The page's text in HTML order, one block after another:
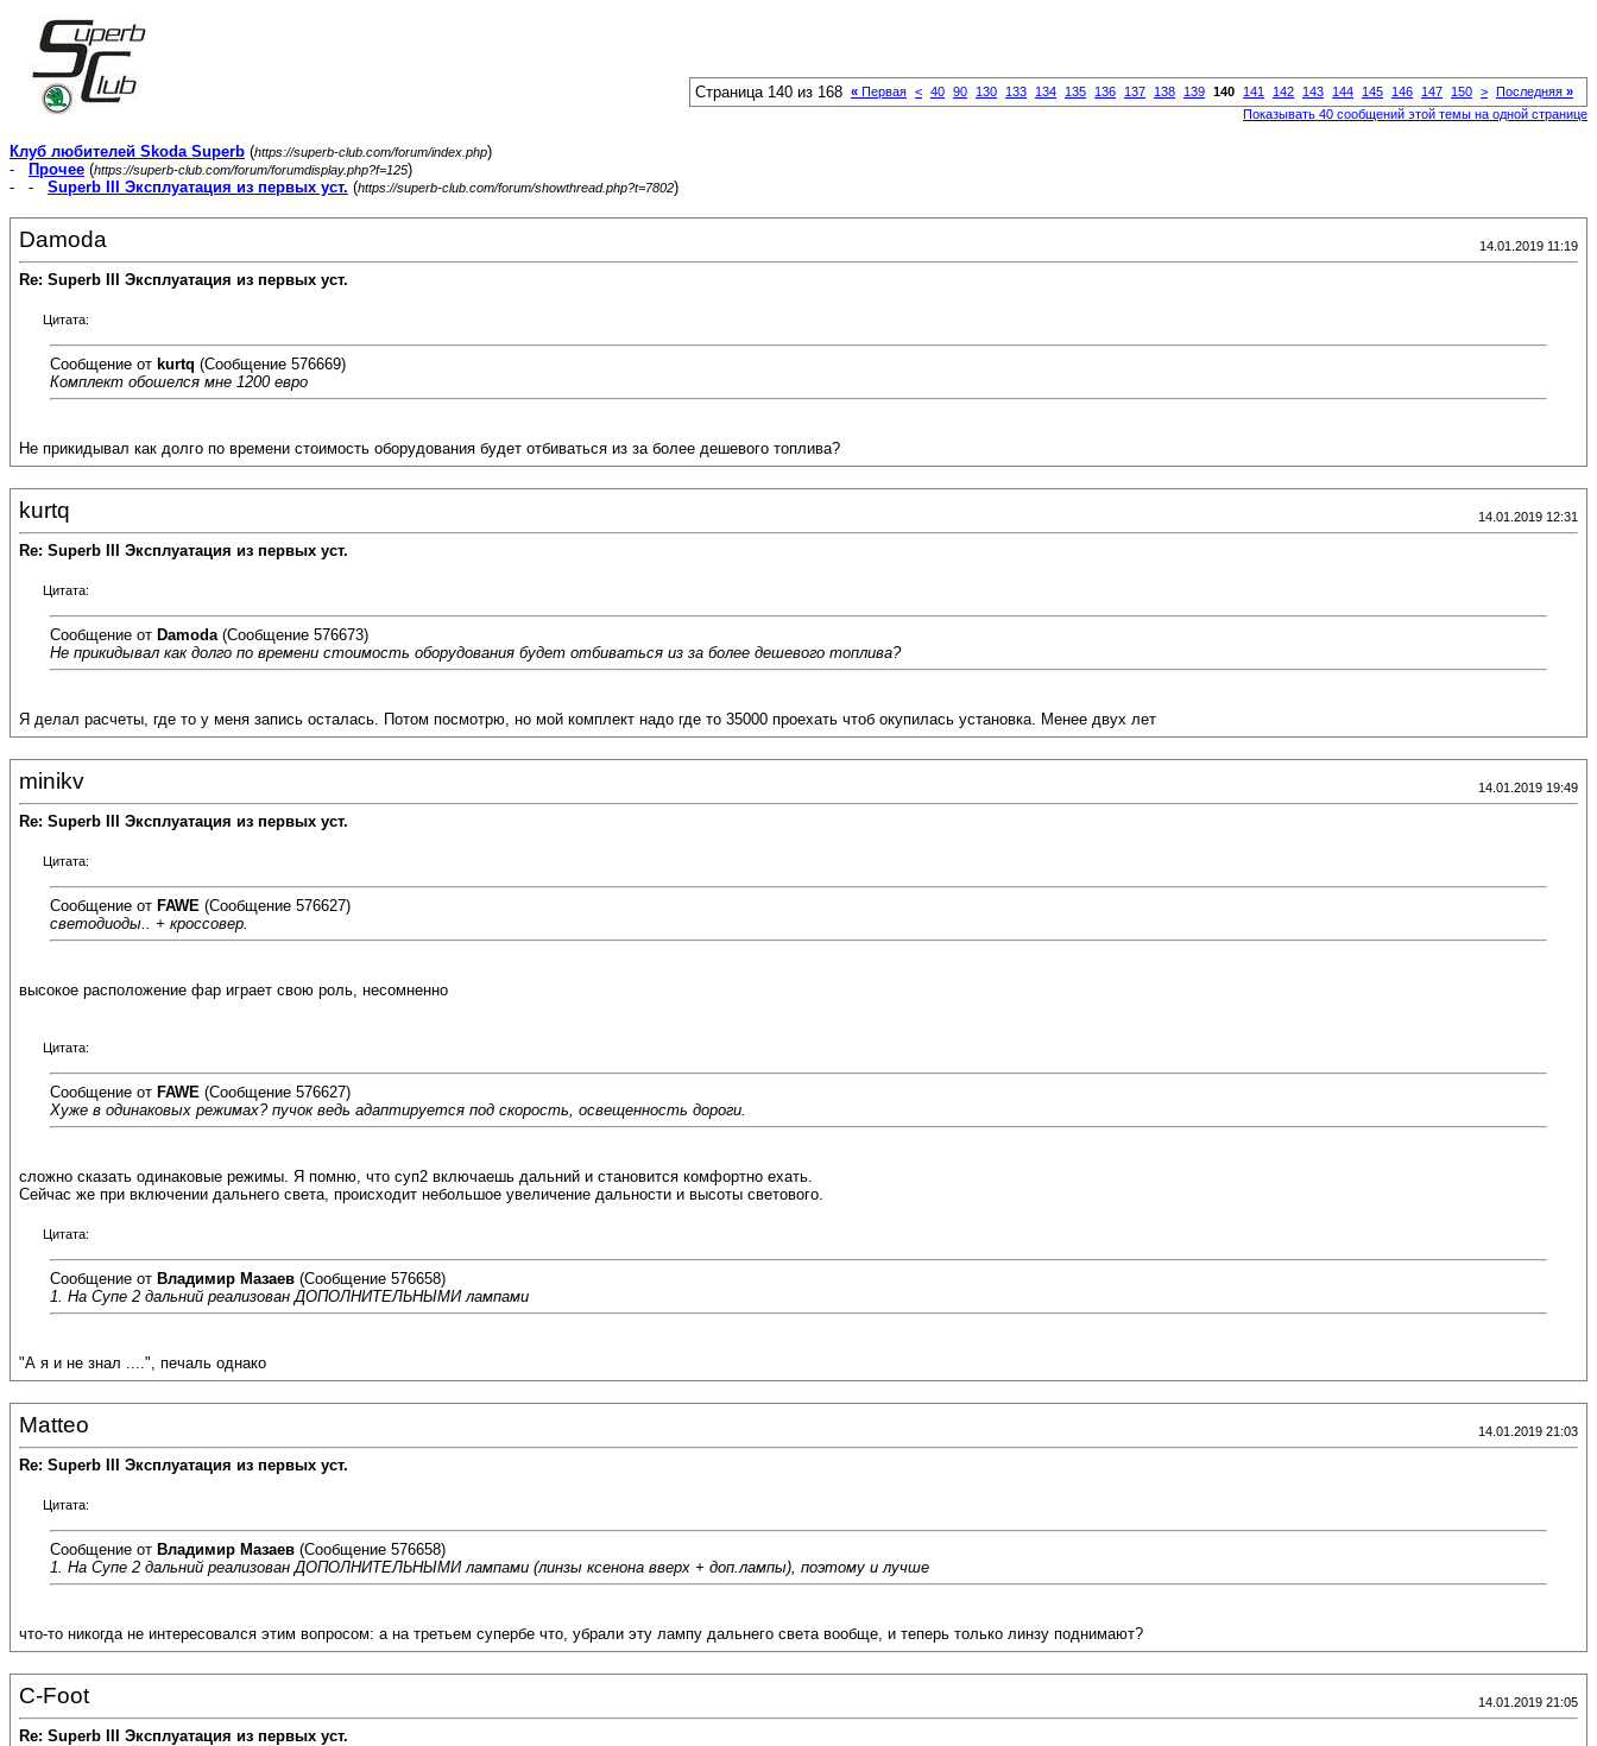
Страница 140 из 168 « Первая < 40 90 130 133 134 135 136 137 138 139 140 141 142 143 144 145 146 147 150 > Последняя »
Показывать 40 сообщений этой темы на одной странице
Клуб любителей Skoda Superb (https://superb-club.com/forum/index.php)
-
Прочее (https://superb-club.com/forum/forumdisplay.php?f=125)
- - Superb III Эксплуатация из первых уст. (https://superb-club.com/forum/showthread.php?t=7802)
Damoda 14.01.2019 11:19
Re: Superb III Эксплуатация из первых уст.
Цитата:
Сообщение от kurtq (Сообщение 576669)
Комплект обошелся мне 1200 евро
Не прикидывал как долго по времени стоимость оборудования будет отбиваться из за более дешевого топлива?
kurtq 14.01.2019 12:31
Re: Superb III Эксплуатация из первых уст.
Цитата:
Сообщение от Damoda (Сообщение 576673)
Не прикидывал как долго по времени стоимость оборудования будет отбиваться из за более дешевого топлива?
Я делал расчеты, где то у меня запись осталась. Потом посмотрю, но мой комплект надо где то 35000 проехать чтоб окупилась установка. Менее двух лет
minikv 14.01.2019 19:49
Re: Superb III Эксплуатация из первых уст.
Цитата:
Сообщение от FAWE (Сообщение 576627)
светодиоды.. + кроссовер.
высокое расположение фар играет свою роль, несомненно
Цитата:
Сообщение от FAWE (Сообщение 576627)
Хуже в одинаковых режимах? пучок ведь адаптируется под скорость, освещенность дороги.
сложно сказать одинаковые режимы. Я помню, что суп2 включаешь дальний и становится комфортно ехать.
Сейчас же при включении дальнего света, происходит небольшое увеличение дальности и высоты светового.
Цитата:
Сообщение от Владимир Мазаев (Сообщение 576658)
1. На Супе 2 дальний реализован ДОПОЛНИТЕЛЬНЫМИ лампами
"А я и не знал ....", печаль однако
Matteo 14.01.2019 21:03
Re: Superb III Эксплуатация из первых уст.
Цитата:
Сообщение от Владимир Мазаев (Сообщение 576658)
1. На Супе 2 дальний реализован ДОПОЛНИТЕЛЬНЫМИ лампами (линзы ксенона вверх + доп.лампы), поэтому и лучше
что-то никогда не интересовался этим вопросом: а на третьем супербе что, убрали эту лампу дальнего света вообще, и теперь только линзу поднимают?
C-Foot 14.01.2019 21:05
Re: Superb III Эксплуатация из первых уст.